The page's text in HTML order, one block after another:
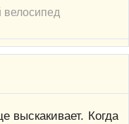
выскакивает. Когда